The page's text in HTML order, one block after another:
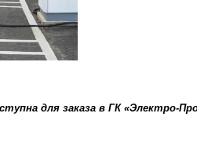
для заказа в ГК «Электро-